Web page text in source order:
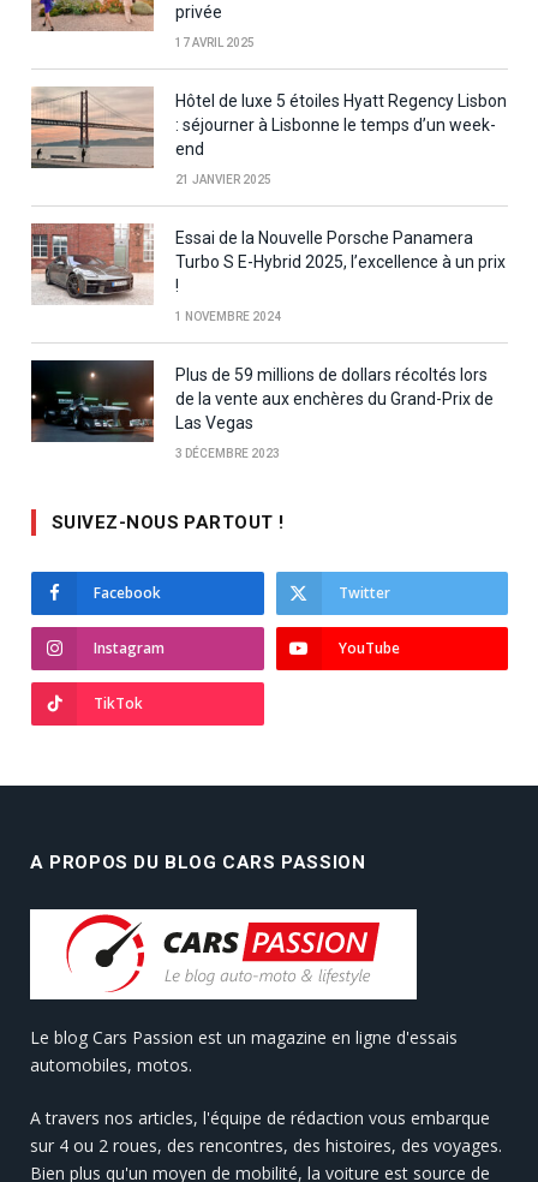
privée
17 AVRIL 2025
Hôtel de luxe 5 étoiles Hyatt Regency Lisbon
: séjourner à Lisbonne le temps d’un week-
end
21 JANVIER 2025
Essai de la Nouvelle Porsche Panamera
Turbo S E-Hybrid 2025, l’excellence à un prix
!
1 NOVEMBRE 2024
Plus de 59 millions de dollars récoltés lors
de la vente aux enchères du Grand-Prix de
Las Vegas
3 DÉCEMBRE 2023
SUIVEZ-NOUS PARTOUT !
Facebook Twitter
Instagram YouTube
TikTok
A PROPOS DU BLOG CARS PASSION
Le blog Cars Passion est un magazine en ligne d'essais
automobiles, motos.
A travers nos articles, l'équipe de rédaction vous embarque
sur 4 ou 2 roues, des rencontres, des histoires, des voyages.
Bien plus qu'un moyen de mobilité, la voiture est source de